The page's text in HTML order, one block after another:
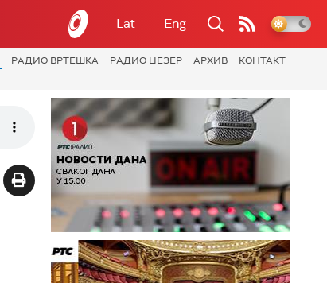
Lat Eng
РАДИО ВРТЕШКА РАДИО ЏЕЗЕР АРХИВ
КОНТАКТ